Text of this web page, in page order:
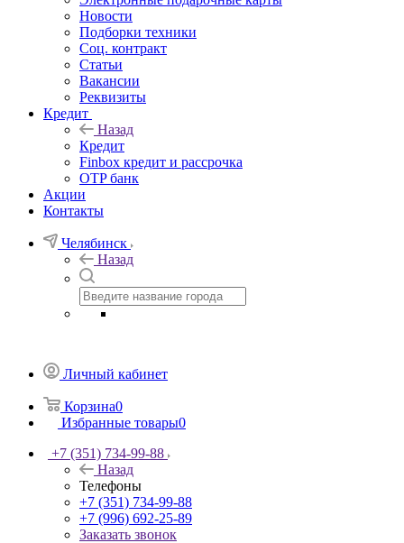
Новости
Подборки техники
Соц. контракт
Статьи
Вакансии
Реквизиты
Кредит
Назад
Кредит
Finbox кредит и рассрочка
OTP банк
Акции
Контакты
Челябинск
Назад
Личный кабинет
Корзина0
Избранные товары0
+7 (351) 734-99-88
Назад
Телефоны
+7 (351) 734-99-88
+7 (996) 692-25-89
Заказать звонок